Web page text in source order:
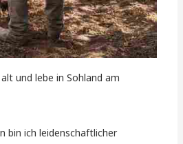
und lebe in Sohland am
bin ich leidenschaftlicher